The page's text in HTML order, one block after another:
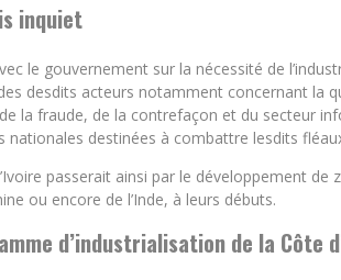
inquiet
le gouvernement sur la nécessité de
desdits acteurs notamment concernant la
la fraude, de la contrefaçon et du secteur
destinées à combattre lesdits
passerait ainsi par le développement de
ou encore de l’Inde, à leurs débuts.
d’industrialisation de la Côte